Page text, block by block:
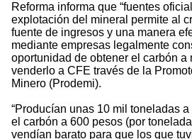
Reforma informa que “fuentes
explotación del mineral permite al
fuente de ingresos y una manera
mediante empresas legalmente
oportunidad de obtener el carbón a
venderlo a CFE través de la
Minero (Prodemi).
“Producían unas 10 mil toneladas
el carbón a 600 pesos (por
vendían barato para que los que